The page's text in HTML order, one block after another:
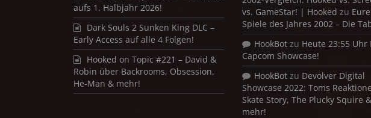
aufs 1. Halbjahr 2026!
Dark Souls 2 Sunken King DLC –
Early Access auf alle 4 Folgen!
Hooked on Topic #221 – David &
Robin über Backrooms, Obsession,
He-Man & mehr!
vs. GameStar! | Hooked zu Eure
Spiele des Jahres 2002 – Die
HookBot zu Heute 23:55 Uhr
Capcom Showcase!
HookBot zu Devolver Digital
Showcase 2022: Toms
Skate Story, The Plucky Squire &
mehr!